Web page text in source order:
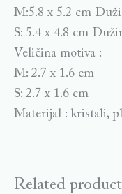
M:5.8 x 5.2 cm
S: 5.4 x 4.8 cm
Veličina motiva :
M: 2.7 x 1.6 cm
S: 2.7 x 1.6 cm
Materijal : kristali,
Related